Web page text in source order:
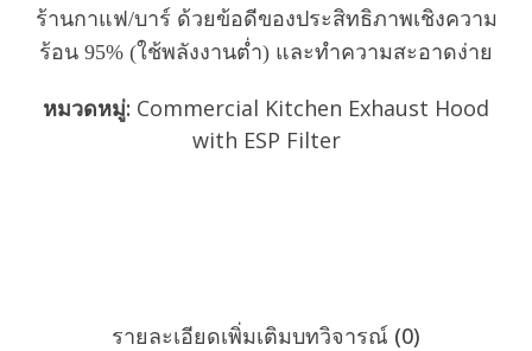
ร้านกาแฟ/บาร์ ด้วยข้อดีของประสิทธิภาพเชิงความ
ร้อน 95% (ใช้พลังงานต่ำ) และทำความสะอาดง่าย
หมวดหมู่: Commercial Kitchen Exhaust Hood
with ESP Filter
รายละเอียดเพิ่มเติมบทวิจารณ์ (0)